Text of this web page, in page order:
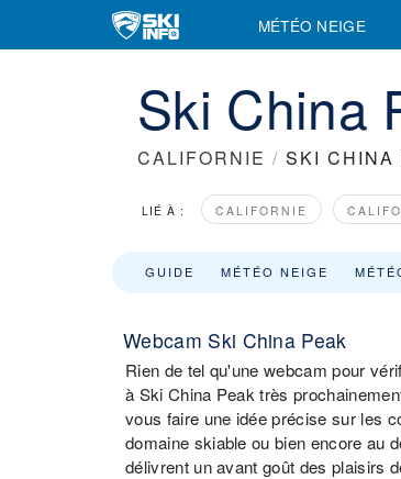
MÉTÉO NEIGE
Ski China
CALIFORNIE / SKI CHINA
LIÉ À : CALIFORNIE
GUIDE MÉTÉO NEIGE
Webcam Ski China Peak
Rien de tel qu'une webcam pour
à Ski China Peak très
vous faire une idée précise sur les
domaine skiable ou bien encore au
délivrent un avant goût des plaisirs